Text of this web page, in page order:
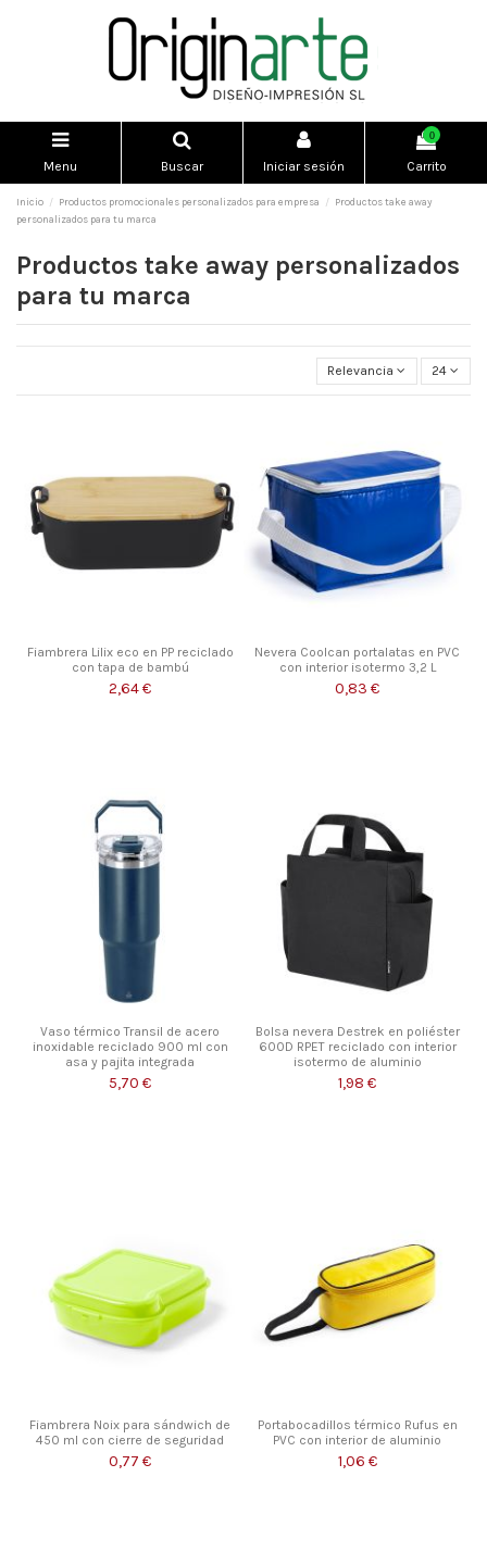
Menu Buscar Iniciar sesión
0
Carrito
Inicio Productos promocionales personalizados para empresa
Productos take away
personalizados para tu marca
Productos take away personalizados
para tu marca
Relevancia 24
Fiambrera Lilix eco en PP reciclado
con tapa de bambú
2,64 €
Nevera Coolcan portalatas en PVC
con interior isotermo 3,2 L
0,83 €
Vaso térmico Transil de acero
inoxidable reciclado 900 ml con
asa y pajita integrada
5,70 €
Bolsa nevera Destrek en poliéster
600D RPET reciclado con interior
isotermo de aluminio
1,98 €
Fiambrera Noix para sándwich de
450 ml con cierre de seguridad
0,77 €
Portabocadillos térmico Rufus en
PVC con interior de aluminio
1,06 €